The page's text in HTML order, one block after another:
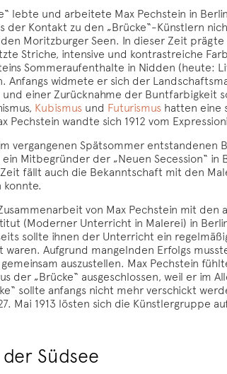
lebte und arbeitete Max Pechstein in
Kontakt zu den „Brücke“-Künstlern
Moritzburger Seen. In dieser Zeit
Striche, intensive und kontrastreiche
Sommeraufenthalte in Nidden (heute:
Anfangs widmete er sich der
einer Zurücknahme der Buntfarbigkeit
Kubismusund Futurismushatten eine
Pechstein wandte sich 1912 vom
vergangenen Spätsommer entstandenen
Mitbegründer der „Neuen Secession“
fällt auch die Bekanntschaft mit den
konnte.
von Max Pechstein mit
(Moderner Unterricht in Malerei) in
sollte ihnen der Unterricht ein
Aufgrund mangelnden Erfolgs
auszustellen. Max Pechstein
der „Brücke“ ausgeschlossen, weil er im
sollte anfangs nicht mehr verschickt
Mai 1913 lösten sich die Künstlergruppe
Südsee